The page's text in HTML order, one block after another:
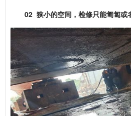
02 狭小的空间，检修只能匍匐或